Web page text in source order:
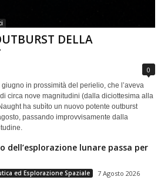
DELLA
0
in prossimità del perielio, che l’aveva
circa nove magnitudini (dalla diciottesima alla
ha subìto un nuovo potente outburst
passando improvvisamente dalla
dell’esplorazione lunare passa per
ed Esplorazione Spaziale 7 Agosto 2026